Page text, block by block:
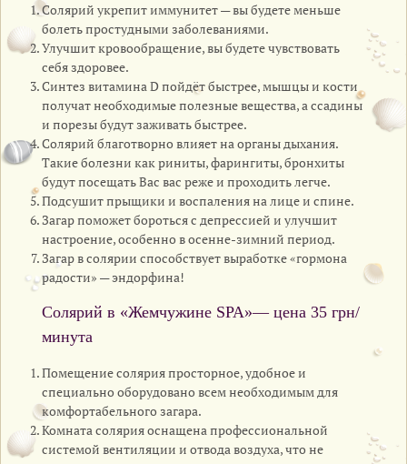
Солярий укрепит иммунитет — вы будете меньше
болеть простудными заболеваниями.
Улучшит кровообращение, вы будете чувствовать
себя здоровее.
Синтез витамина D пойдёт быстрее, мышцы и кости
получат необходимые полезные вещества, а ссадины
и порезы будут заживать быстрее.
Солярий благотворно влияет на органы дыхания.
Такие болезни как риниты, фарингиты, бронхиты
будут посещать Вас вас реже и проходить легче.
Подсушит прыщики и воспаления на лице и спине.
Загар поможет бороться с депрессией и улучшит
настроение, особенно в осенне-зимний период.
Загар в солярии способствует выработке «гормона
радости» — эндорфина!
Солярий в «Жемчужине SPA»— цена 35 грн/
минута
Помещение солярия просторное, удобное и
специально оборудовано всем необходимым для
комфортабельного загара.
Комната солярия оснащена профессиональной
системой вентиляции и отвода воздуха, что не